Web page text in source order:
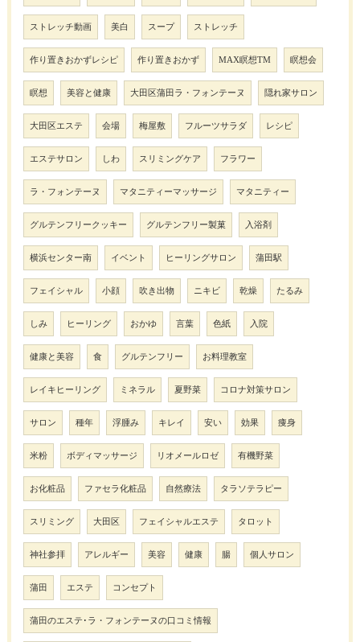
ストレッチ動画 美白 スープ ストレッチ
作り置きおかずレシピ 作り置きおかず MAX瞑想TM 瞑想会
瞑想 美容と健康 大田区蒲田ラ・フォンテーヌ 隠れ家サロン
大田区エステ 会場 梅屋敷 フルーツサラダ レシピ
エステサロン しわ スリミングケア フラワー
ラ・フォンテーヌ マタニティーマッサージ マタニティー
グルテンフリークッキー グルテンフリー製菓 入浴剤
横浜センター南 イベント ヒーリングサロン 蒲田駅
フェイシャル 小顔 吹き出物 ニキビ 乾燥 たるみ
しみ ヒーリング おかゆ 言葉 色紙 入院
健康と美容 食 グルテンフリー お料理教室
レイキヒーリング ミネラル 夏野菜 コロナ対策サロン
サロン 種年 浮腫み キレイ 安い 効果 痩身
米粉 ボディマッサージ リオメールロゼ 有機野菜
お化粧品 ファセラ化粧品 自然療法 タラソテラピー
スリミング 大田区 フェイシャルエステ タロット
神社参拝 アレルギー 美容 健康 腸 個人サロン
蒲田 エステ コンセプト
蒲田のエステ･ラ・フォンテーヌの口コミ情報